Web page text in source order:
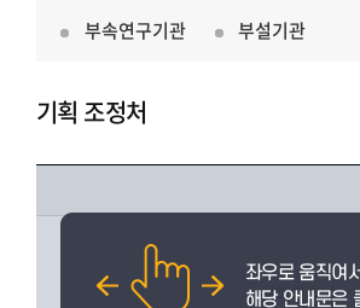
부속연구기관
부설기관
기획 조정처
전략기획팀